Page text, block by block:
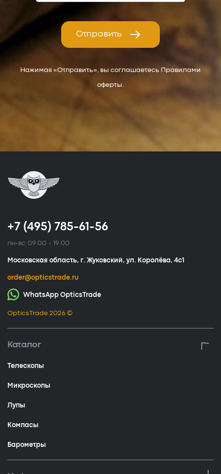
Отправить
Нажимая «Отправить», вы соглашаетесь Правилами
оферты.
+7 (495) 785-61-56
пн-вс 09.00 - 19.00
Московская область, г. Жуковский, ул. Королёва, 4с1
order@opticstrade.ru
WhatsApp OpticsTrade
OpticsTrade 2026 ©
Каталог
Телескопы
Микроскопы
Лупы
Компасы
Барометры